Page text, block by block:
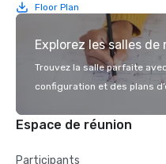
Floor Plan
Explorez les salles de
Trouvez la salle parfaite
configuration et des plans
Espace de réunion
Participants